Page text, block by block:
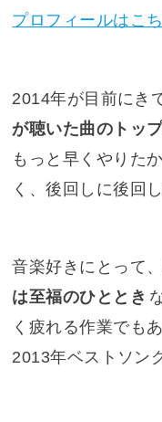
プロフィールはこ
2014年が目前にき
が聴いた曲のトッ
もっと早くやりた
く、後回しに後回
音楽好きにとって
は至福のひととき
く疲れる作業でも
2013年ベストソン